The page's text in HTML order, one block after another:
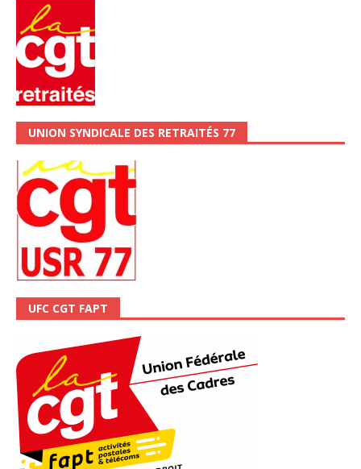
UNION SYNDICALE DES RETRAITÉS 77
UFC CGT FAPT